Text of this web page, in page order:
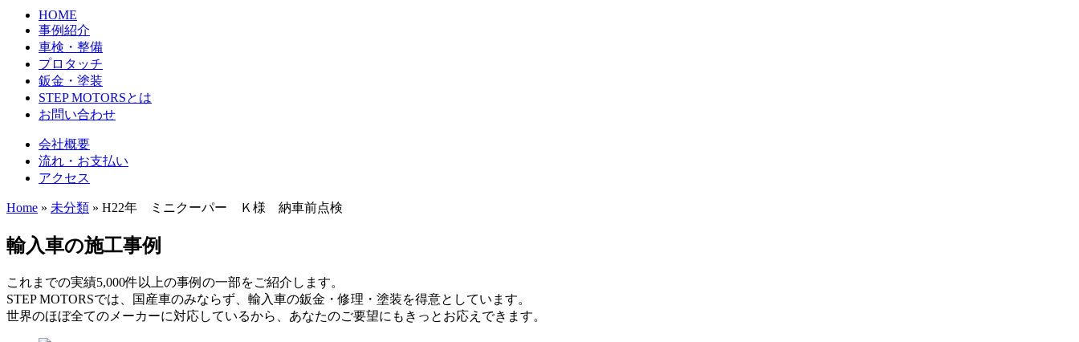
HOME
事例紹介
車検・整備
プロタッチ
鈑金・塗装
STEP MOTORSとは
お問い合わせ
会社概要
流れ・お支払い
アクセス
Home » 未分類 » H22年 ミニクーパー Ｋ様 納車前点検
輸入車の施工事例
これまでの実績5,000件以上の事例の一部をご紹介します。
STEP MOTORSでは、国産車のみならず、輸入車の鈑金・修理・塗装を得意としています。
世界のほぼ全てのメーカーに対応しているから、あなたのご要望にもきっとお応えできます。